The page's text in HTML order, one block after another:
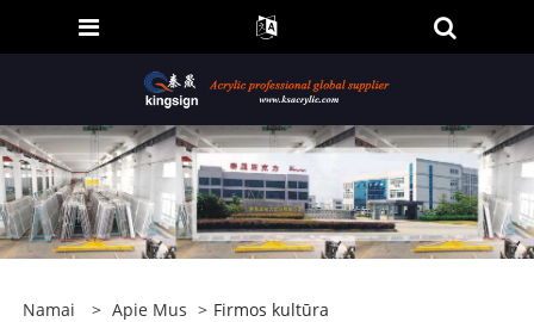
Namai > Apie Mus > Firmos kultūra